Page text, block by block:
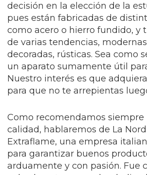
decisión en la elección de la
pues están fabricadas de
como acero o hierro fundido, y
de varias tendencias,
decoradas, rústicas. Sea como
un aparato sumamente útil
Nuestro interés es que
para que no te arrepientas
Como recomendamos siempre
calidad, hablaremos de La
Extraflame, una empresa
para garantizar buenos
arduamente y con pasión. Fue